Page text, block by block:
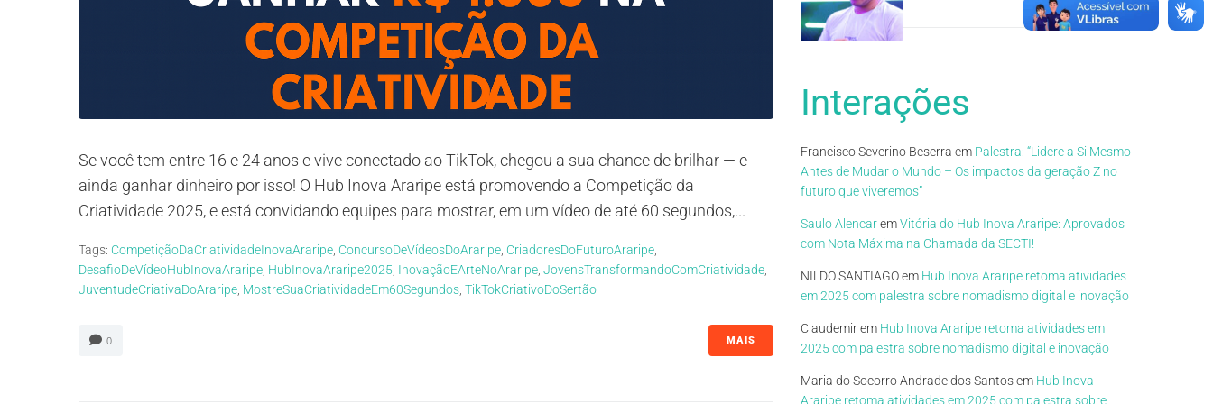
Se você tem entre 16 e 24 anos e vive conectado ao TikTok, chegou a sua chance de brilhar — e
ainda ganhar dinheiro por isso! O Hub Inova Araripe está promovendo a Competição da
Criatividade 2025, e está convidando equipes para mostrar, em um vídeo de até 60 segundos,...
Tags: CompetiçãoDaCriatividadeInovaAraripe ConcursoDeVídeosDoAraripe CriadoresDoFuturoAraripe
DesafioDeVídeoHubInovaAraripe HubInovaAraripe2025 InovaçãoEArteNoAraripe JovensTransformandoComCriatividade
JuventudeCriativaDoAraripe MostreSuaCriatividadeEm60Segundos TikTokCriativoDoSertão
0 MAIS
Interações
Francisco Severino Beserra em Palestra: “Lidere a Si Mesmo
Antes de Mudar o Mundo – Os impactos da geração Z no
futuro que viveremos”
Saulo AlencaremVitória do Hub Inova Araripe: Aprovados
com Nota Máxima na Chamada da SECTI!
NILDO SANTIAGOem Hub Inova Araripe retoma atividades
em 2025 com palestra sobre nomadismo digital e inovação
Claudemirem Hub Inova Araripe retoma atividades em
2025 com palestra sobre nomadismo digital e inovação
Maria do Socorro Andrade dos Santosem Hub Inova
Araripe retoma atividades em 2025 com palestra sobre